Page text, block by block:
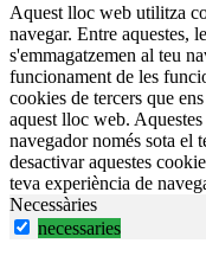
Aquest lloc web utilitza
navegar. Entre aquestes,
s'emmagatzemen al teu
funcionament de les
cookies de tercers que
aquest lloc web.
navegador només sota el
desactivar aquestes
teva experiència de
Necessàries
necessaries